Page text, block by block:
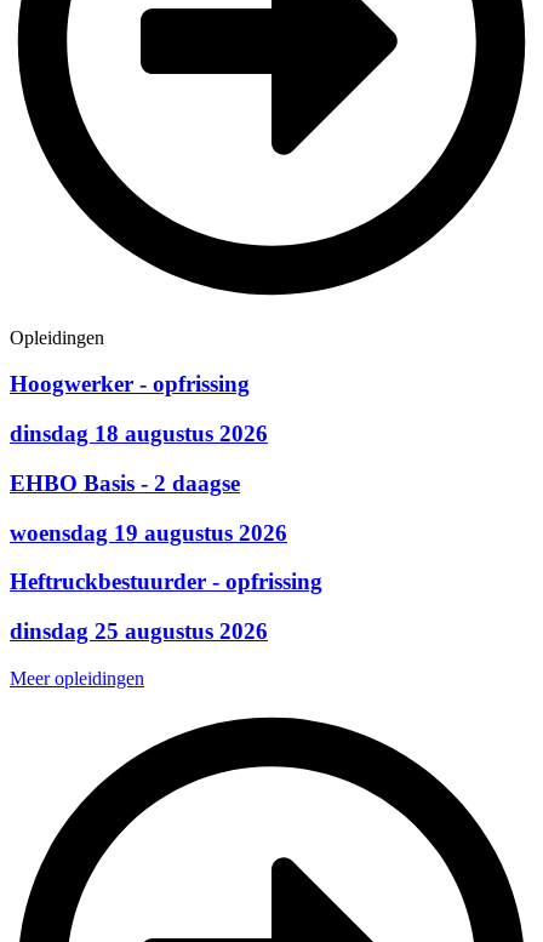
Opleidingen
Hoogwerker - opfrissing
dinsdag 18 augustus 2026
EHBO Basis - 2 daagse
woensdag 19 augustus 2026
Heftruckbestuurder - opfrissing
dinsdag 25 augustus 2026
Meer opleidingen